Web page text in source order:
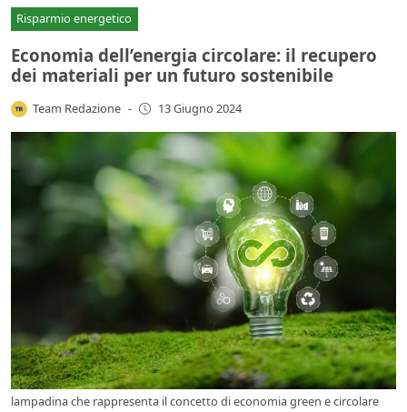
Risparmio energetico
Economia dell’energia circolare: il recupero
dei materiali per un futuro sostenibile
Team Redazione - 13 Giugno 2024
lampadina che rappresenta il concetto di economia green e circolare